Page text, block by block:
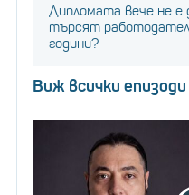
Дипломата вече не
търсят
години?
Виж всички епизоди